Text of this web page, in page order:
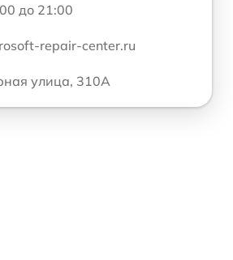
до 21:00
repair-center.ru
улица, 310А